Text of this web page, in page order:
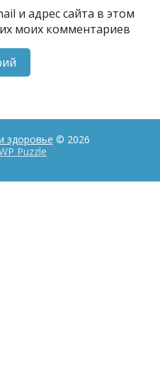
и адрес сайта в этом
моих комментариев
здоровье © 2026
Puzzle